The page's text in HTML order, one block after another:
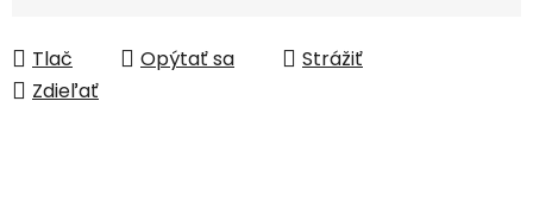
Tlač Opýtať sa
Strážiť
Zdieľať